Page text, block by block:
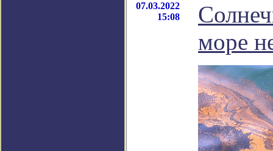
07.03.2022
15:08
море